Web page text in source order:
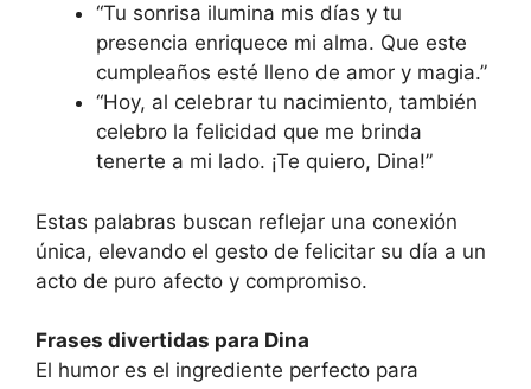
“Tu sonrisa ilumina mis días y tu
presencia enriquece mi alma. Que este
cumpleaños esté lleno de amor y magia.”
“Hoy, al celebrar tu nacimiento, también
celebro la felicidad que me brinda
tenerte a mi lado. ¡Te quiero, Dina!”
Estas palabras buscan reflejar una conexión
única, elevando el gesto de felicitar su día a un
acto de puro afecto y compromiso.
Frases divertidas para Dina
El humor es el ingrediente perfecto para